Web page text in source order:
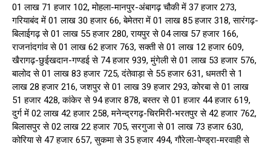
01 लाख 71 हजार 102, मोहला-मानपुर-अंबागढ़ चौकी में 37 हजार 273,
गरियाबंद में 01 लाख 30 हजार 66, बेमेतरा में 01 लाख 85 हजार 318, सारंगढ़-
बिलाईगढ़ से 01 लाख 55 हजार 280, रायपुर से 04 लाख 57 हजार 166,
राजनांदगांव से 01 लाख 62 हजार 763, सक्ती से 01 लाख 12 हजार 609,
खैरागढ़-छुईखदान-गण्डई से 74 हजार 939, मुंगेली से 01 लाख 53 हजार 576,
बालोद से 01 लाख 83 हजार 725, दंतेवाड़ा से 55 हजार 631, धमतरी से 1
लाख 28 हजार 216, जशपुर से 01 लाख 39 हजार 293, कोरबा से 01 लाख
51 हजार 428, कांकेर से 94 हजार 878, बस्तर से 01 हजार 44 हजार 619,
दुर्ग में 02 लाख 42 हजार 258, मनेन्द्रगढ़-चिरमिरी-भरतपुर से 42 हजार 762,
बिलासपुर से 02 लाख 22 हजार 705, सरगुजा से 01 लाख 73 हजार 630,
कोरिया से 47 हजार 657, सुकमा से 35 हजार 494, गौरेला-पेण्ड्रा-मरवाही से